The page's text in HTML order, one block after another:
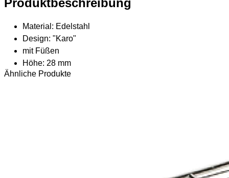
Material: Edelstahl
Design: "Karo"
mit Füßen
Höhe: 28 mm
Ähnliche Produkte